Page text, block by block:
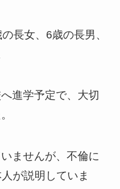
長女、6歳の長男、
進学予定で、大切
ませんが、不倫に
が説明していま